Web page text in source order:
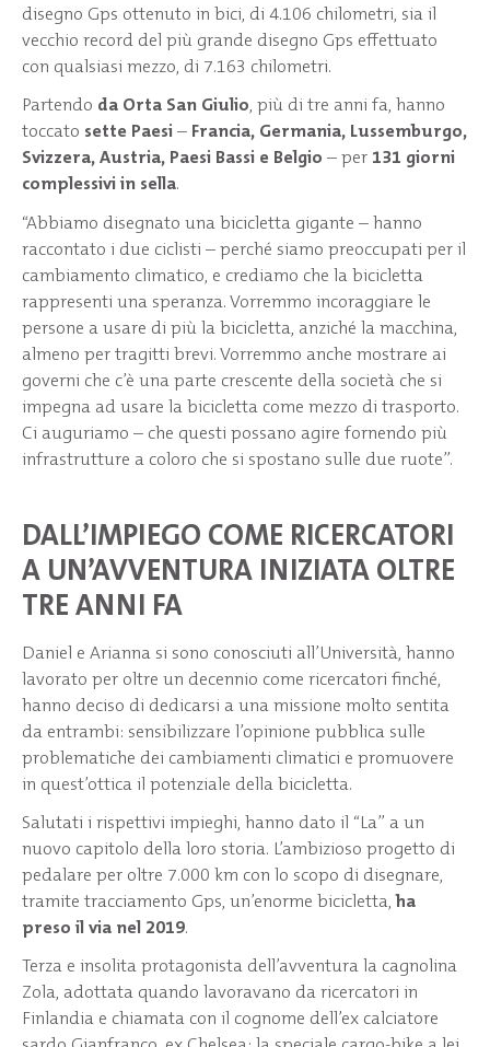
disegno Gps ottenuto in bici, di 4.106 chilometri, sia il
vecchio record del più grande disegno Gps effettuato
con qualsiasi mezzo, di 7.163 chilometri.
Partendo da Orta San Giulio, più di tre anni fa, hanno
toccato sette Paesi– Francia, Germania, Lussemburgo,
Svizzera, Austria, Paesi Bassi e Belgio – per 131 giorni
complessivi in sella.
“Abbiamo disegnato una bicicletta gigante – hanno
raccontato i due ciclisti – perché siamo preoccupati per il
cambiamento climatico, e crediamo che la bicicletta
rappresenti una speranza. Vorremmo incoraggiare le
persone a usare di più la bicicletta, anziché la macchina,
almeno per tragitti brevi. Vorremmo anche mostrare ai
governi che c’è una parte crescente della società che si
impegna ad usare la bicicletta come mezzo di trasporto.
Ci auguriamo – che questi possano agire fornendo più
infrastrutture a coloro che si spostano sulle due ruote”.
DALL’IMPIEGO COME RICERCATORI
A UN’AVVENTURA INIZIATA OLTRE
TRE ANNI FA
Daniel e Arianna si sono conosciuti all’Università, hanno
lavorato per oltre un decennio come ricercatori finché,
hanno deciso di dedicarsi a una missione molto sentita
da entrambi: sensibilizzare l’opinione pubblica sulle
problematiche dei cambiamenti climatici e promuovere
in quest’ottica il potenziale della bicicletta.
Salutati i rispettivi impieghi, hanno dato il “La” a un
nuovo capitolo della loro storia. L’ambizioso progetto di
pedalare per oltre 7.000 km con lo scopo di disegnare,
tramite tracciamento Gps, un’enorme bicicletta,ha
preso il via nel 2019.
Terza e insolita protagonista dell’avventura la cagnolina
Zola, adottata quando lavoravano da ricercatori in
Finlandia e chiamata con il cognome dell’ex calciatore